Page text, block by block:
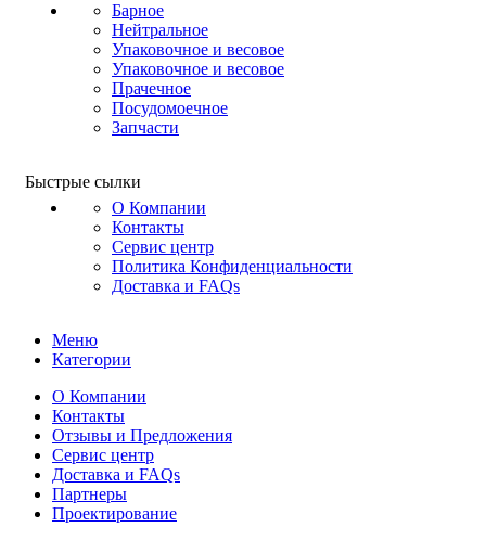
Барное
Нейтральное
Упаковочное и весовое
Упаковочное и весовое
Прачечное
Посудомоечное
Запчасти
Быстрые сылки
О Компании
Контакты
Сервис центр
Политика Конфиденциальности
Доставка и FAQs
Меню
Категории
О Компании
Контакты
Отзывы и Предложения
Сервис центр
Доставка и FAQs
Партнеры
Проектирование